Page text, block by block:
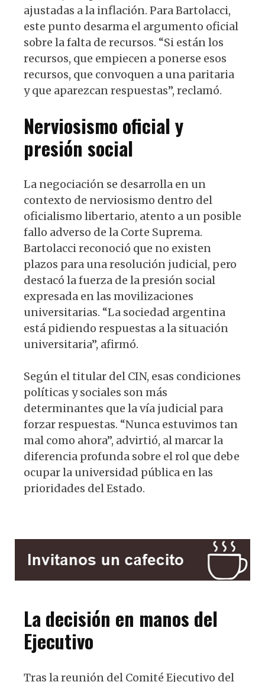
ajustadas a la inflación. Para Bartolacci,
este punto desarma el argumento oficial
sobre la falta de recursos. “Si están los
recursos, que empiecen a ponerse esos
recursos, que convoquen a una paritaria
y que aparezcan respuestas”, reclamó.
Nerviosismo oficial y
presión social
La negociación se desarrolla en un
contexto de nerviosismo dentro del
oficialismo libertario, atento a un posible
fallo adverso de la Corte Suprema.
Bartolacci reconoció que no existen
plazos para una resolución judicial, pero
destacó la fuerza de la presión social
expresada en las movilizaciones
universitarias. “La sociedad argentina
está pidiendo respuestas a la situación
universitaria”, afirmó.
Según el titular del CIN, esas condiciones
políticas y sociales son más
determinantes que la vía judicial para
forzar respuestas. “Nunca estuvimos tan
mal como ahora”, advirtió, al marcar la
diferencia profunda sobre el rol que debe
ocupar la universidad pública en las
prioridades del Estado.
La decisión en manos del
Ejecutivo
Tras la reunión del Comité Ejecutivo del